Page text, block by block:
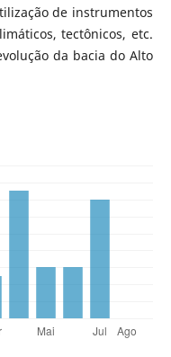
de instrumentos
tectônicos, etc.
da bacia do Alto